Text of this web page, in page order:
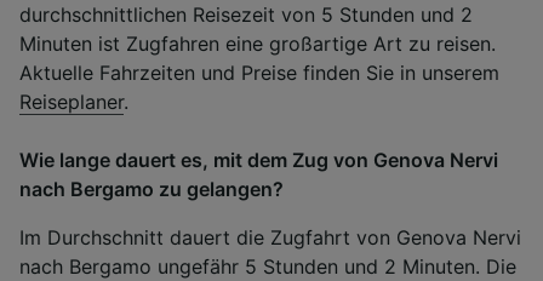
durchschnittlichen Reisezeit von 5 Stunden und 2
Minuten ist Zugfahren eine großartige Art zu reisen.
Aktuelle Fahrzeiten und Preise finden Sie in unserem
Reiseplaner.
Wie lange dauert es, mit dem Zug von Genova Nervi
nach Bergamo zu gelangen?
Im Durchschnitt dauert die Zugfahrt von Genova Nervi
nach Bergamo ungefähr 5 Stunden und 2 Minuten. Die